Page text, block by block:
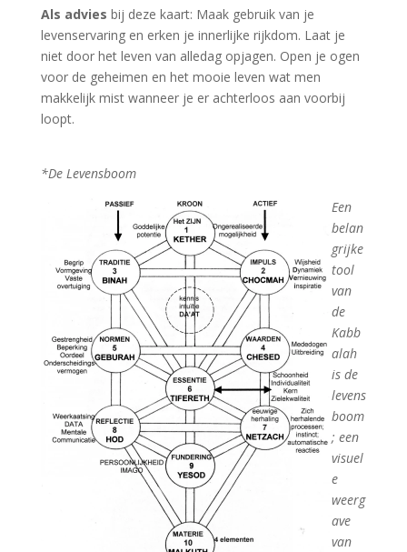
Als advies bij deze kaart: Maak gebruik van je
levenservaring en erken je innerlijke rijkdom. Laat je
niet door het leven van alledag opjagen. Open je ogen
voor de geheimen en het mooie leven wat men
makkelijk mist wanneer je er achterloos aan voorbij
loopt.
*De Levensboom
Een
belan
grijke
tool
van
de
Kabb
alah
is de
levens
boom
; een
visuel
e
weerg
ave
van